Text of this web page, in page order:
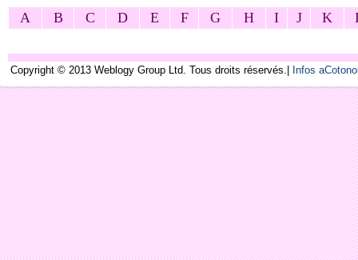
A B C D E F G H I J K
Copyright © 2013 Weblogy Group Ltd. Tous droits réservés.| Infos